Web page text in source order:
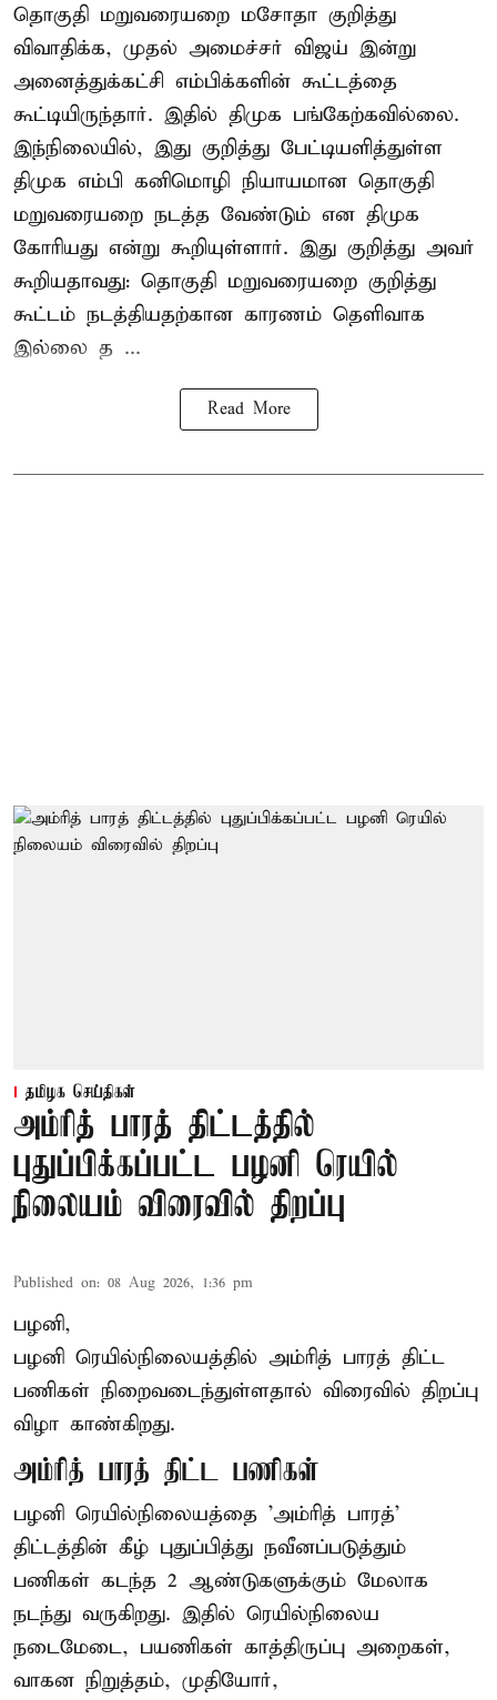
தொகுதி மறுவரையறை மசோதா குறித்து
விவாதிக்க, முதல் அமைச்சர் விஜய் இன்று
அனைத்துக்கட்சி எம்பிக்களின் கூட்டத்தை
கூட்டியிருந்தார். இதில் திமுக பங்கேற்கவில்லை.
இந்நிலையில், இது குறித்து பேட்டியளித்துள்ள
திமுக எம்பி கனிமொழி நியாயமான தொகுதி
மறுவரையறை நடத்த வேண்டும் என திமுக
கோரியது என்று கூறியுள்ளார். இது குறித்து அவர்
கூறியதாவது: தொகுதி மறுவரையறை குறித்து
கூட்டம் நடத்தியதற்கான காரணம் தெளிவாக
இல்லை த ...
Read More
தமிழக செய்திகள்
அம்ரித் பாரத் திட்டத்தில்
புதுப்பிக்கப்பட்ட பழனி ரெயில்
நிலையம் விரைவில் திறப்பு
Published on: 08 Aug 2026, 1:36 pm
பழனி,
பழனி ரெயில்நிலையத்தில் அம்ரித் பாரத் திட்ட
பணிகள் நிறைவடைந்துள்ளதால் விரைவில் திறப்பு
விழா காண்கிறது.
அம்ரித் பாரத் திட்ட பணிகள்
பழனி ரெயில்நிலையத்தை 'அம்ரித் பாரத்'
திட்டத்தின் கீழ் புதுப்பித்து நவீனப்படுத்தும்
பணிகள் கடந்த 2 ஆண்டுகளுக்கும் மேலாக
நடந்து வருகிறது. இதில் ரெயில்நிலைய
நடைமேடை, பயணிகள் காத்திருப்பு அறைகள்,
வாகன நிறுத்தம், முதியோர்,